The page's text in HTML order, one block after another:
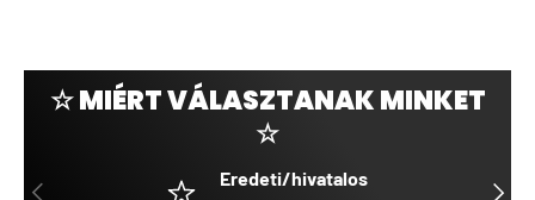
☆ MIÉRT VÁLASZTANAK MINKET
☆
ELŐZŐ
Eredeti/hivatalos